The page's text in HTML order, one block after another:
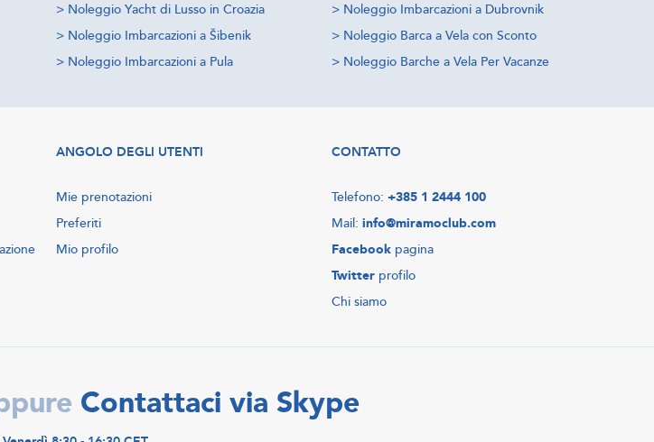
> Noleggio Yacht di Lusso in Croazia
> Noleggio Imbarcazioni a Šibenik
> Noleggio Imbarcazioni a Pula
> Noleggio Imbarcazioni a Dubrovnik
> Noleggio Barca a Vela con Sconto
> Noleggio Barche a Vela Per Vacanze
ANGOLO DEGLI UTENTI
Mie prenotazioni
Preferiti
Mio profilo
CONTATTO
Telefono: +385 1 2444 100
Mail: info@miramoclub.com
Facebook pagina
Twitter profilo
Chi siamo
Contattaci via Skype